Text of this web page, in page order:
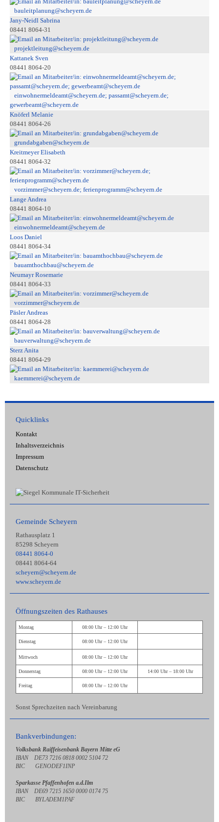
bauleitplanung@scheyern.de
Jany-Neidl Sabrina
08441 8064-31
projektleitung@scheyern.de
Kattanek Sven
08441 8064-20
einwohnermeldeamt@scheyern.de; passamt@scheyern.de;
gewerbeamt@scheyern.de
Knöferl Melanie
08441 8064-26
grundabgaben@scheyern.de
Kreitmeyer Elisabeth
08441 8064-32
vorzimmer@scheyern.de; ferienprogramm@scheyern.de
Lange Andrea
08441 8064-10
einwohnermeldeamt@scheyern.de
Loos Daniel
08441 8064-34
bauamthochbau@scheyern.de
Neumayr Rosemarie
08441 8064-33
vorzimmer@scheyern.de
Päsler Andreas
08441 8064-28
bauverwaltung@scheyern.de
Sterz Anita
08441 8064-29
kaemmerei@scheyern.de
Quicklinks
Kontakt
Inhaltsverzeichnis
Impressum
Datenschutz
Gemeinde Scheyern
Rathausplatz 1
85298 Scheyern
08441 8064-0
08441 8064-64
scheyern@scheyern.de
www.scheyern.de
Öffnungszeiten des Rathauses
Montag 08:00 Uhr – 12:00 Uhr
Dienstag 08:00 Uhr – 12:00 Uhr
Mittwoch 08:00 Uhr – 12:00 Uhr
Donnerstag 08:00 Uhr – 12:00 Uhr 14:00 Uhr – 18:00 Uhr
Freitag 08:00 Uhr – 12:00 Uhr
Sonst Sprechzeiten nach Vereinbarung
Bankverbindungen:
Volksbank Raiffeisenbank Bayern Mitte eG
IBAN DE73 7216 0818 0002 5104 72
BIC GENODEF1INP
Sparkasse Pfaffenhofen a.d.Ilm
IBAN DE69 7215 1650 0000 0174 75
BIC BYLADEM1PAF